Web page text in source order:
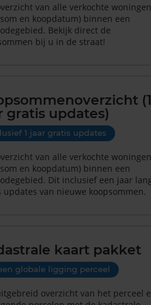
van alle verkochte woningen
en koopdatum) binnen een
Bekijk direct de
bij u in de straat!
(1
gratis updates)
1 jaar gratis updates
van alle verkochte woningen
en koopdatum) binnen een
Dit inclusief een jaar
updates van nieuwe koopsommen.
kaart pakket
globale ligging perceel
overzicht van het perceel